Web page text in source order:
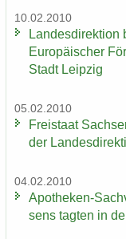
10.02.2010
Lan­des­di­rek­ti­on
Eu­ro­päi­scher
Stadt Leip­zig
05.02.2010
Frei­staat
der
04.02.2010
Apotheken-​
sens tag­ten in